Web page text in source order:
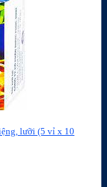
lưỡi (5 vỉ x 10